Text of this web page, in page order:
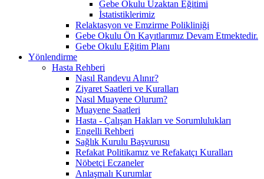
Gebe Okulu Uzaktan Eğitimi
İstatistiklerimiz
Relaktasyon ve Emzirme Polikliniği
Gebe Okulu Ön Kayıtlarımız Devam Etmektedir.
Gebe Okulu Eğitim Planı
Yönlendirme
Hasta Rehberi
Nasıl Randevu Alınır?
Ziyaret Saatleri ve Kuralları
Nasıl Muayene Olurum?
Muayene Saatleri
Hasta - Çalışan Hakları ve Sorumlulukları
Engelli Rehberi
Sağlık Kurulu Başvurusu
Refakat Politikamız ve Refakatçı Kuralları
Nöbetçi Eczaneler
Anlaşmalı Kurumlar